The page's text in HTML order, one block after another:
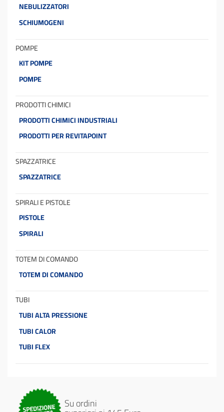
NEBULIZZATORI
SCHIUMOGENI
POMPE
KIT POMPE
POMPE
PRODOTTI CHIMICI
PRODOTTI CHIMICI INDUSTRIALI
PRODOTTI PER REVITAPOINT
SPAZZATRICE
SPAZZATRICE
SPIRALI E PISTOLE
PISTOLE
SPIRALI
TOTEM DI COMANDO
TOTEM DI COMANDO
TUBI
TUBI ALTA PRESSIONE
TUBI CALOR
TUBI FLEX
Su ordini